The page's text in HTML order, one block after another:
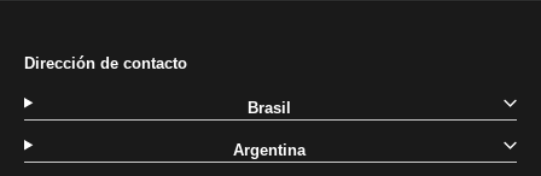
Dirección de contacto
Brasil
Argentina